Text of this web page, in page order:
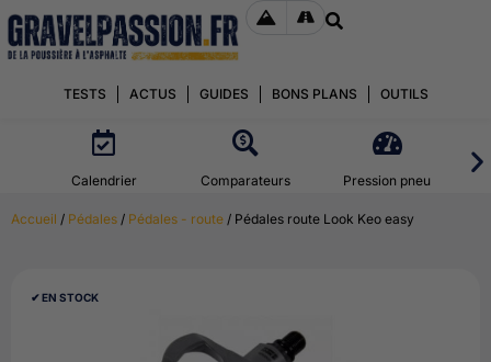
TESTS ACTUS GUIDES BONS PLANS OUTILS
Calendrier Comparateurs Pression pneu
Accueil / Pédales / Pédales - route / Pédales route Look Keo easy
✔︎ EN STOCK